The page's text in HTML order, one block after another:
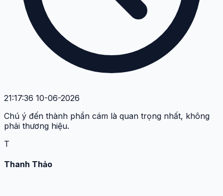
21:17:36 10-06-2026
Chú ý đến thành phần cám là quan trọng nhất, không
phải thương hiệu.
T
Thanh Thảo